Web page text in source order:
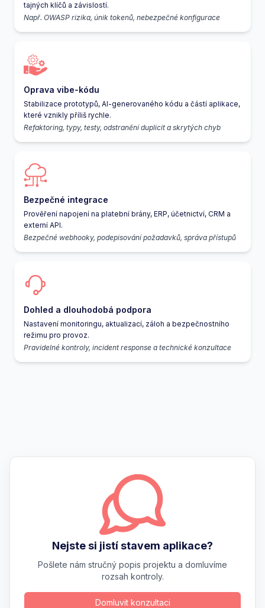
tajných klíčů a závislostí.
Např. OWASP rizika, únik tokenů, nebezpečné konfigurace
Oprava vibe-kódu
Stabilizace prototypů, AI-generovaného kódu a částí aplikace,
které vznikly příliš rychle.
Refaktoring, typy, testy, odstranění duplicit a skrytých chyb
Bezpečné integrace
Prověření napojení na platební brány, ERP, účetnictví, CRM a
externí API.
Bezpečné webhooky, podepisování požadavků, správa přístupů
Dohled a dlouhodobá podpora
Nastavení monitoringu, aktualizací, záloh a bezpečnostního
režimu pro provoz.
Pravidelné kontroly, incident response a technické konzultace
Nejste si jistí stavem aplikace?
Pošlete nám stručný popis projektu a domluvíme
rozsah kontroly.
Domluvit konzultaci